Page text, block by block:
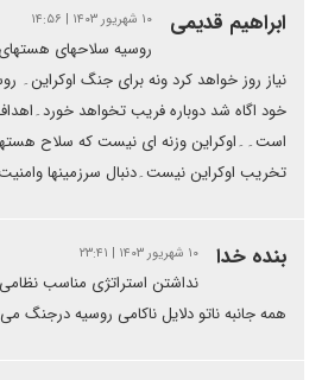
ابراهیم قدیمی ۱۰ شهریور ۱۴۰۳ | ۱۴:۵۶
روسیه سلاحهای
نیاز روز خواهد کرد ونه برای جنگ اوکراین۔
خود اگاه شد دوباره فریب تخواهد
است۔۔اوکراین وزنه ای نیست که سلاح
تخریب اوکراین نیست۔دنبال سرزمینها
بنده خدا ۱۰ شهریور ۱۴۰۳ | ۲۳:۴۱
نداشتن استراتژی مناسب
همه جانبه ناتو دلایل ناکامی روسیه درجنگ